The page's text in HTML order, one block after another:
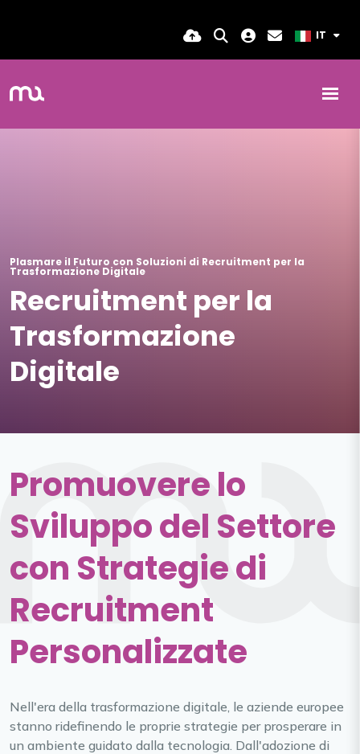
IT
Plasmare il Futuro con Soluzioni di Recruitment per la
Trasformazione Digitale
Recruitment per la
Trasformazione
Digitale
Promuovere lo
Sviluppo del Settore
con Strategie di
Recruitment
Personalizzate
Nell'era della trasformazione digitale, le aziende europee
stanno ridefinendo le proprie strategie per prosperare in
un ambiente guidato dalla tecnologia. Dall'adozione di